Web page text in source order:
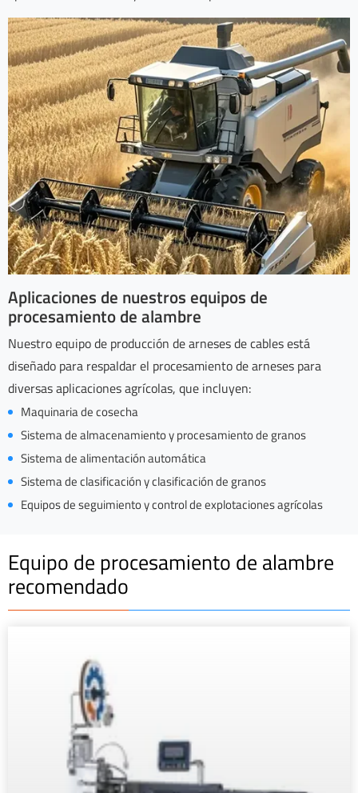
Aplicaciones de nuestros equipos de
procesamiento de alambre
Nuestro equipo de producción de arneses de cables está
diseñado para respaldar el procesamiento de arneses para
diversas aplicaciones agrícolas, que incluyen:
Maquinaria de cosecha
Sistema de almacenamiento y procesamiento de granos
Sistema de alimentación automática
Sistema de clasificación y clasificación de granos
Equipos de seguimiento y control de explotaciones agrícolas
Equipo de procesamiento de alambre
recomendado